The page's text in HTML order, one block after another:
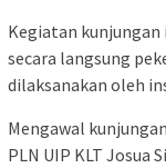
Kegiatan
secara langsung
dilaksanakan oleh
Mengawal
PLN UIP KLT Josua